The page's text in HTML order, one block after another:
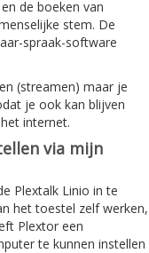
en de boeken van
stem. De
spraak-software
(streamen) maar je
je ook kan blijven
internet.
via mijn
Plextalk Linio in te
het toestel zelf werken,
Plextor een
te kunnen instellen